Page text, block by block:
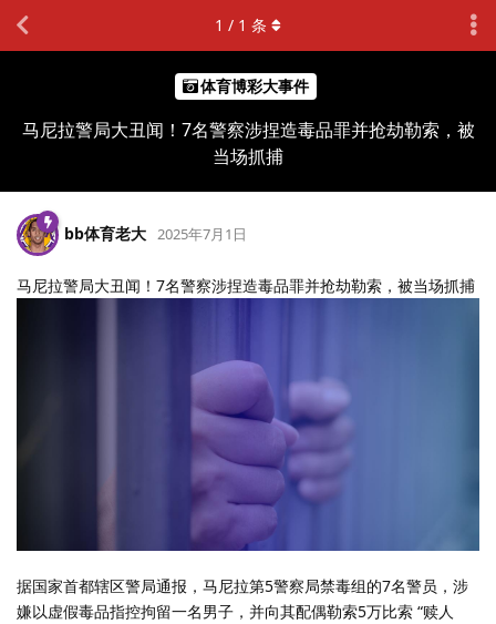
体育博彩大事件
马尼拉警局大丑闻！7名警察涉捏造毒品罪并抢劫勒索，被
当场抓捕
1 / 1 条
bb体育老大 2025年7月1日
马尼拉警局大丑闻！7名警察涉捏造毒品罪并抢劫勒索，被当场抓捕
据国家首都辖区警局通报，马尼拉第5警察局禁毒组的7名警员，涉
嫌以虚假毒品指控拘留一名男子，并向其配偶勒索5万比索 “赎人